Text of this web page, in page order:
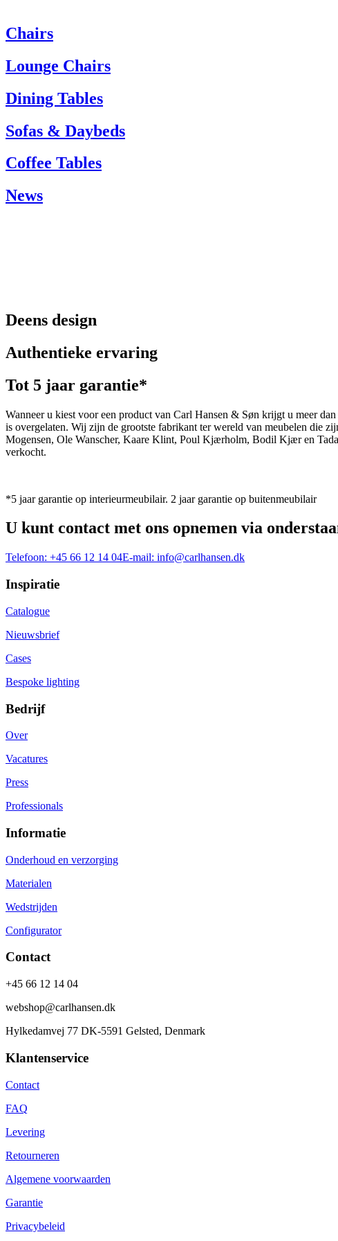
Heeft u hulp nodig? Neem dan contact op met de klantenservice via:
Tel.: +45 66 12 14 04
info@carlhansen.dk
Chairs
Lounge Chairs
Dining Tables
Sofas & Daybeds
Coffee Tables
News
Deens design
Authentieke ervaring
Tot 5 jaar garantie*
Wanneer u kiest voor een product van Carl Hansen & Søn krijgt u meer
is overgelaten. Wij zijn de grootste fabrikant ter wereld van meubelen die
Mogensen, Ole Wanscher, Kaare Klint, Poul Kjærholm, Bodil Kjær en
verkocht.
*5 jaar garantie op interieurmeubilair. 2 jaar garantie op buitenmeubilair
U kunt contact met ons opnemen via
Telefoon: +45 66 12 14 04E-mail: info@carlhansen.dk
Inspiratie
Catalogue
Nieuwsbrief
Cases
Bespoke lighting
Bedrijf
Over
Vacatures
Press
Professionals
Informatie
Onderhoud en verzorging
Materialen
Wedstrijden
Configurator
Contact
+45 66 12 14 04
webshop@carlhansen.dk
Hylkedamvej 77 DK-5591 Gelsted, Denmark
Klantenservice
Contact
FAQ
Levering
Retourneren
Algemene voorwaarden
Garantie
Privacybeleid